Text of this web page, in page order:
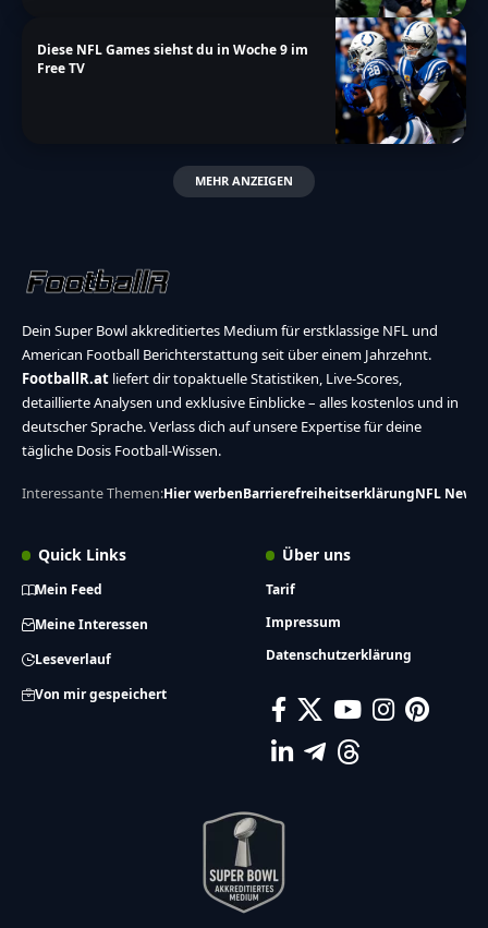
Diese NFL Games siehst du in Woche 9 im
Free TV
MEHR ANZEIGEN
Dein Super Bowl akkreditiertes Medium für erstklassige NFL und
American Football Berichterstattung seit über einem Jahrzehnt.
FootballR.at liefert dir topaktuelle Statistiken, Live-Scores,
detaillierte Analysen und exklusive Einblicke – alles kostenlos und in
deutscher Sprache. Verlass dich auf unsere Expertise für deine
tägliche Dosis Football-Wissen.
Interessante Themen:Hier werbenBarrierefreiheitserklärungNFL News
Quick Links
Mein Feed
Meine Interessen
Leseverlauf
Von mir gespeichert
Über uns
Tarif
Impressum
Datenschutzerklärung